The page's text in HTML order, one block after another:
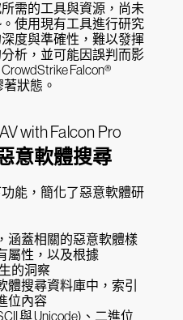
需的工具與資源，尚未
使用現有工具進行研究
度與準確性，難以發揮
析，並可能因誤判而影
Falcon®
狀態。
意軟體搜尋
功能，簡化了惡意軟體研
涵蓋相關的惡意軟體樣
屬性，以及根據
的洞察
體搜尋資料庫中，索引
位內容
與 Unicode)、二進位